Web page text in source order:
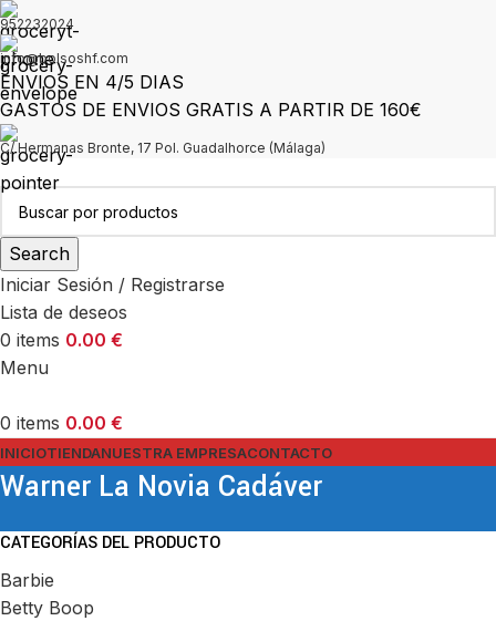
952232024
info@bolsoshf.com
ENVIOS EN 4/5 DIAS
GASTOS DE ENVIOS GRATIS A PARTIR DE 160€
C/ Hermanas Bronte, 17 Pol. Guadalhorce (Málaga)
Search
Iniciar Sesión / Registrarse
Lista de deseos
0 items 0.00 €
Menu
0 items 0.00 €
INICIOTIENDANUESTRA EMPRESACONTACTO
Warner La Novia Cadáver
CATEGORÍAS DEL PRODUCTO
Barbie
Betty Boop